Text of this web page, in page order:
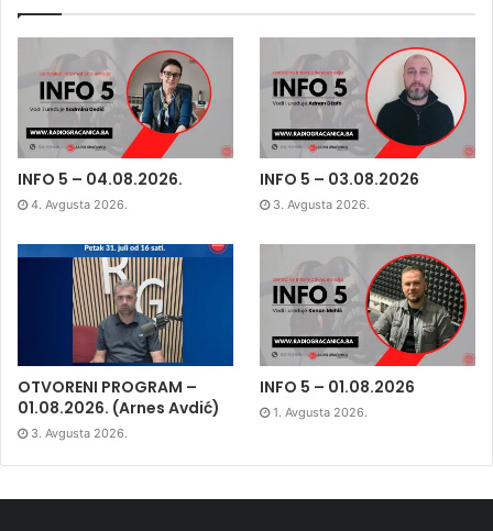
INFO 5 – 04.08.2026.
4. Avgusta 2026.
INFO 5 – 03.08.2026
3. Avgusta 2026.
OTVORENI PROGRAM –
01.08.2026. (Arnes Avdić)
3. Avgusta 2026.
INFO 5 – 01.08.2026
1. Avgusta 2026.